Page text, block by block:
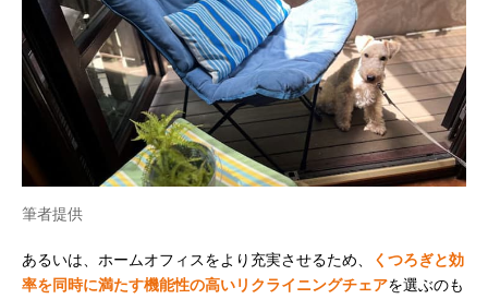
筆者提供
あるいは、ホームオフィスをより充実させるため、
くつろぎと効
率を同時に満たす機能性の高いリクライニングチェアを選ぶのも